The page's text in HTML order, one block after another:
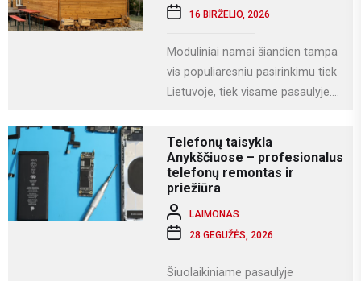
16 BIRŽELIO, 2026
Moduliniai namai šiandien tampa
vis populiaresniu pasirinkimu tiek
Lietuvoje, tiek visame pasaulyje.
Telefonų taisykla
Anykščiuose – profesionalus
telefonų remontas ir
priežiūra
LAIMONAS
28 GEGUŽĖS, 2026
Šiuolaikiniame pasaulyje